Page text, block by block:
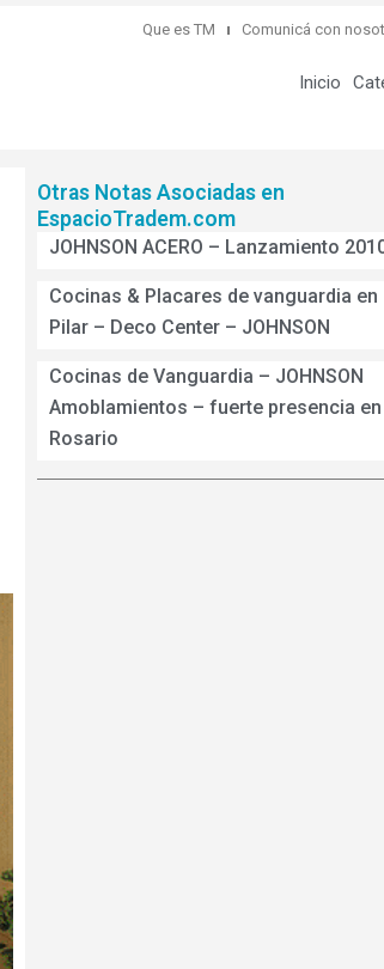
Que es TM Comunicá con
Inicio
Otras Notas Asociadas en
EspacioTradem.com
JOHNSON ACERO – Lanzamiento
Cocinas & Placares de vanguardia en
Pilar – Deco Center – JOHNSON
Cocinas de Vanguardia – JOHNSON
Amoblamientos – fuerte presencia en
Rosario